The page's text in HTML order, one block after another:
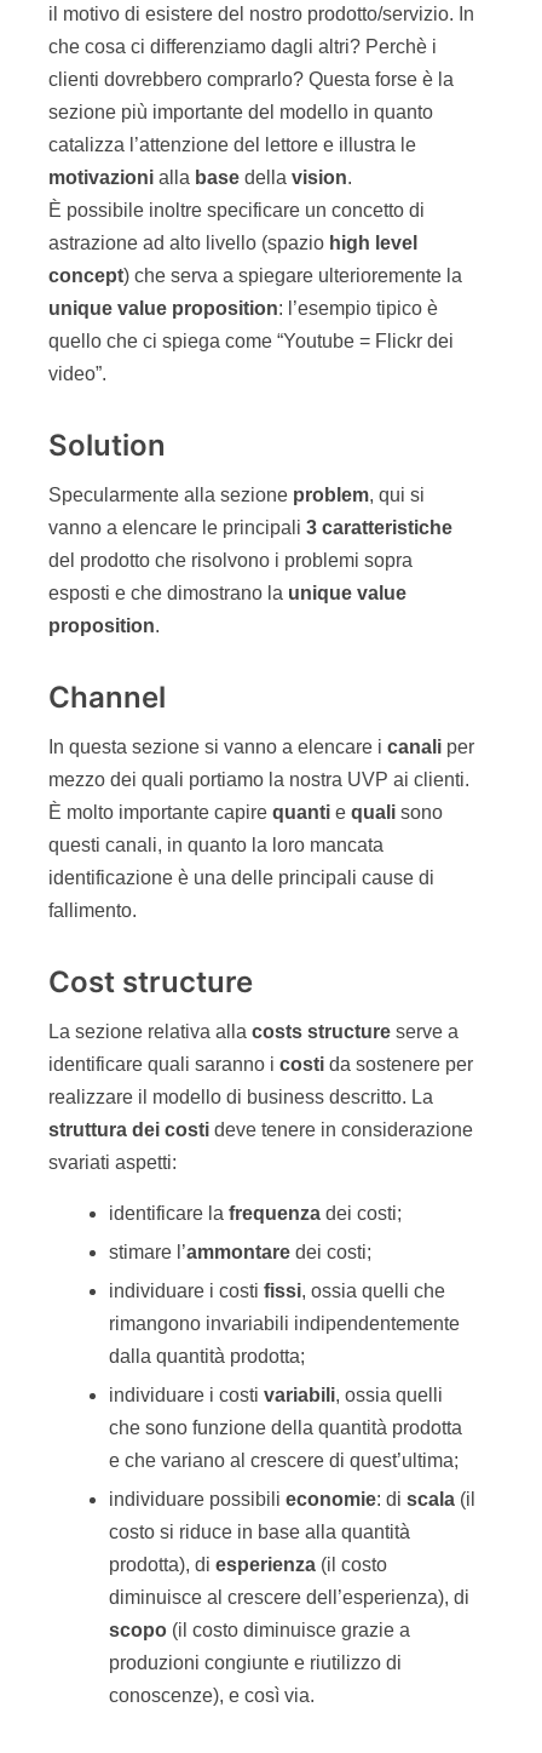
il motivo di esistere del nostro prodotto/servizio. In
che cosa ci differenziamo dagli altri? Perchè i
clienti dovrebbero comprarlo? Questa forse è la
sezione più importante del modello in quanto
catalizza l’attenzione del lettore e illustra le
motivazioni alla base della vision.
È possibile inoltre specificare un concetto di
astrazione ad alto livello (spazio high level
concept) che serva a spiegare ulterioremente la
unique value proposition: l’esempio tipico è
quello che ci spiega come “Youtube = Flickr dei
video”.
Solution
Specularmente alla sezione problem, qui si
vanno a elencare le principali 3 caratteristiche
del prodotto che risolvono i problemi sopra
esposti e che dimostrano la unique value
proposition.
Channel
In questa sezione si vanno a elencare i canali per
mezzo dei quali portiamo la nostra UVP ai clienti.
È molto importante capire quanti e quali sono
questi canali, in quanto la loro mancata
identificazione è una delle principali cause di
fallimento.
Cost structure
La sezione relativa alla costs structure serve a
identificare quali saranno i costi da sostenere per
realizzare il modello di business descritto. La
struttura dei costi deve tenere in considerazione
svariati aspetti:
identificare la frequenza dei costi;
stimare l’ammontare dei costi;
individuare i costi fissi, ossia quelli che
rimangono invariabili indipendentemente
dalla quantità prodotta;
individuare i costi variabili, ossia quelli
che sono funzione della quantità prodotta
e che variano al crescere di quest’ultima;
individuare possibili economie: di scala (il
costo si riduce in base alla quantità
prodotta), di esperienza (il costo
diminuisce al crescere dell’esperienza), di
scopo (il costo diminuisce grazie a
produzioni congiunte e riutilizzo di
conoscenze), e così via.